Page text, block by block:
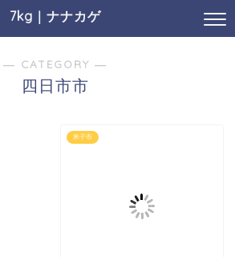
7kg｜ナナカゲ
― CATEGORY ―
四日市市
米子市